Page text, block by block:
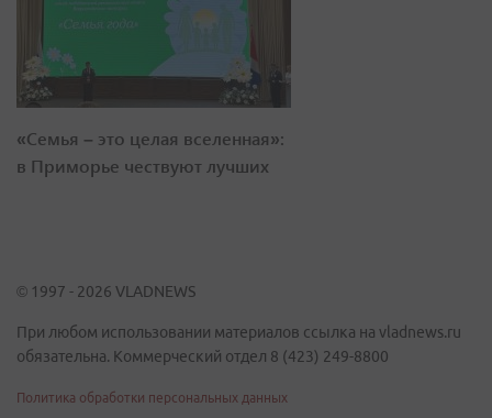
«Семья – это целая вселенная»:
в Приморье чествуют лучших
© 1997 - 2026 VLADNEWS
При любом использовании материалов ссылка на vladnews.ru
обязательна. Коммерческий отдел 8 (423) 249-8800
Политика обработки персональных данных